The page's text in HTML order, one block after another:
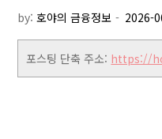
by:호야의 금융정보
포스팅 단축 주소: https://